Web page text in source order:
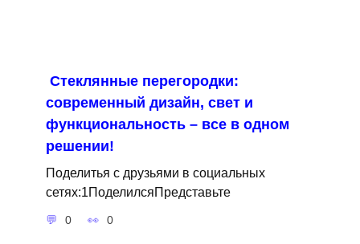
Стеклянные перегородки:
современный дизайн, свет и
функциональность – все в одном
решении!
Поделитья с друзьями в социальных
сетях:1ПоделилсяПредставьте
0 0